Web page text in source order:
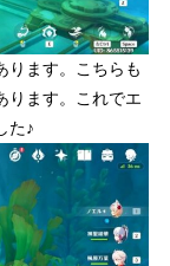
ります。こちらも
ります。これでエ
た♪